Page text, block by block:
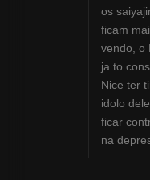
os
ficam
vendo, o
ja to
Nice ter
idolo
ficar
na